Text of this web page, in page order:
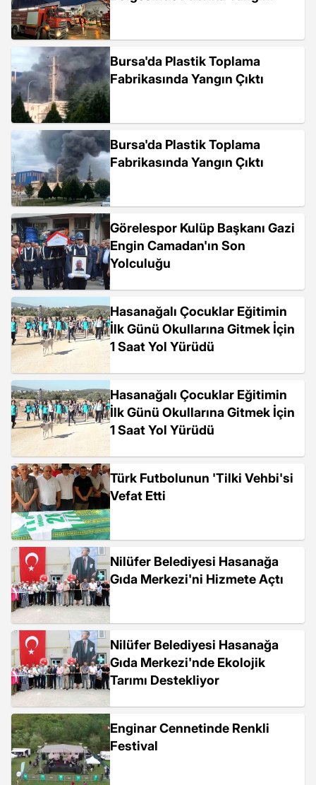
Bursa'da Plastik Toplama
Fabrikasında Yangın Çıktı
Bursa'da Plastik Toplama
Fabrikasında Yangın Çıktı
Görelespor Kulüp Başkanı Gazi
Engin Camadan'ın Son
Yolculuğu
Hasanağalı Çocuklar Eğitimin
İlk Günü Okullarına Gitmek İçin
1 Saat Yol Yürüdü
Hasanağalı Çocuklar Eğitimin
İlk Günü Okullarına Gitmek İçin
1 Saat Yol Yürüdü
Türk Futbolunun 'Tilki Vehbi'si
Vefat Etti
Nilüfer Belediyesi Hasanağa
Gıda Merkezi'ni Hizmete Açtı
Nilüfer Belediyesi Hasanağa
Gıda Merkezi'nde Ekolojik
Tarımı Destekliyor
Enginar Cennetinde Renkli
Festival